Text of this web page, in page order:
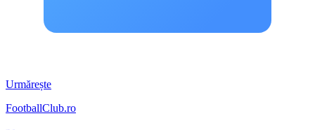
Urmărește
FootballClub.ro